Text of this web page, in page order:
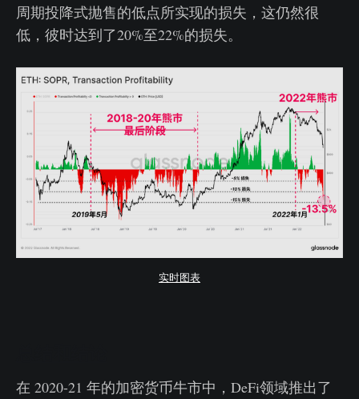
周期投降式抛售的低点所实现的损失，这仍然很
低，彼时达到了20%至22%的损失。
实时图表
在 2020-21 年的加密货币牛市中，DeFi领域推出了